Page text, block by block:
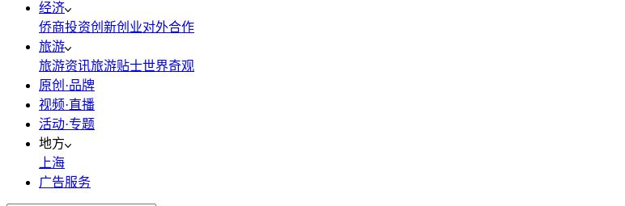
经济
侨商投资创新创业对外合作
旅游
旅游资讯旅游贴士世界奇观
原创·品牌
视频·直播
活动·专题
地方
上海
广告服务